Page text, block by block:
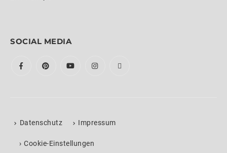
SOCIAL MEDIA
Datenschutz Impressum
› Cookie-Einstellungen